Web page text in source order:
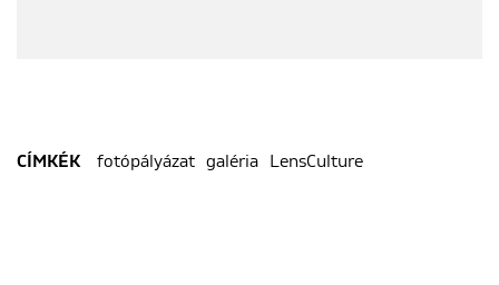
CÍMKÉK fotópályázat galéria LensCulture